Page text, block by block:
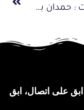
الامارات : حمدان بن محمد يحضر سباق الدراجات الهوائية بند الشبا ويستقبل الابطال
على اتصال، ابق